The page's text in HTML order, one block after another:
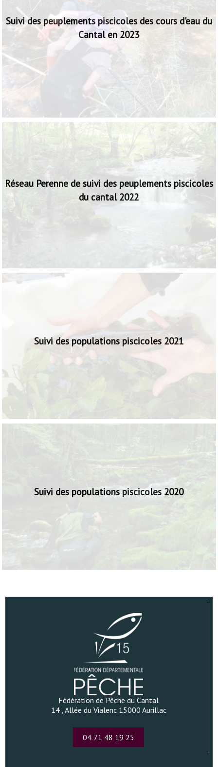
Suivi des peuplements piscicoles des cours d'eau du
Cantal en 2023
Le suivi de l'état des peuplements piscicoles est un des pilier
de l'action de la Fédération.
Réseau Perenne de suivi des peuplements piscicoles
du cantal 2022
Suivi des populations piscicoles 2021
Suivi des populations piscicoles 2020
Fédération de Pêche du Cantal
14 , Allée du Vialenc 15000 Aurillac
04 71 48 19 25